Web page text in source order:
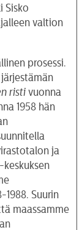
Sisko
valtion
prosessi.
risti vuonna
1958 hän
ja
1988. Suurin
maassamme